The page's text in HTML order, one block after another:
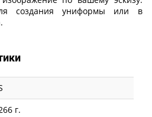
создания униформы или в
г.